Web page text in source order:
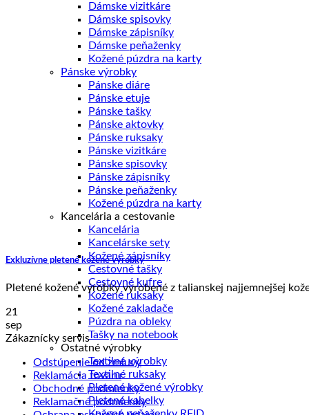
Dámske vizitkáre
Dámske spisovky
Dámske zápisníky
Dámske peňaženky
Kožené púzdra na karty
Pánske výrobky
Pánske diáre
Pánske etuje
Pánske tašky
Pánske aktovky
Pánske ruksaky
Pánske vizitkáre
Pánske spisovky
Pánske zápisníky
Pánske peňaženky
Kožené púzdra na karty
Kancelária a cestovanie
Kancelária
Kancelárske sety
Kožené zápisníky
Cestovné tašky
Cestovné kufre
Kožené ruksaky
Kožené zakladače
Púzdra na obleky
Tašky na notebook
Ostatné výrobky
Textilné výrobky
Textilné ruksaky
Pletené kožené výrobky
Pletené kabelky
Exkluzívne pletené kožené výrobky
Pletené kožené výrobky vyrobené z talianskej najjemnejšej
21
sep
Zákaznícky servis
Odstúpenie od zmluvy
Reklamácia tovaru
Obchodné podmienky
Reklamačné podmienky